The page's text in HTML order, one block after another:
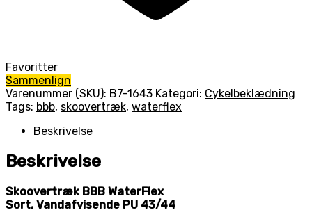
Favoritter
Sammenlign
Varenummer (SKU): B7-1643 Kategori: Cykelbeklædning
Tags: bbb, skoovertræk, waterflex
Beskrivelse
Beskrivelse
Skoovertræk BBB WaterFlex
Sort, Vandafvisende PU 43/44